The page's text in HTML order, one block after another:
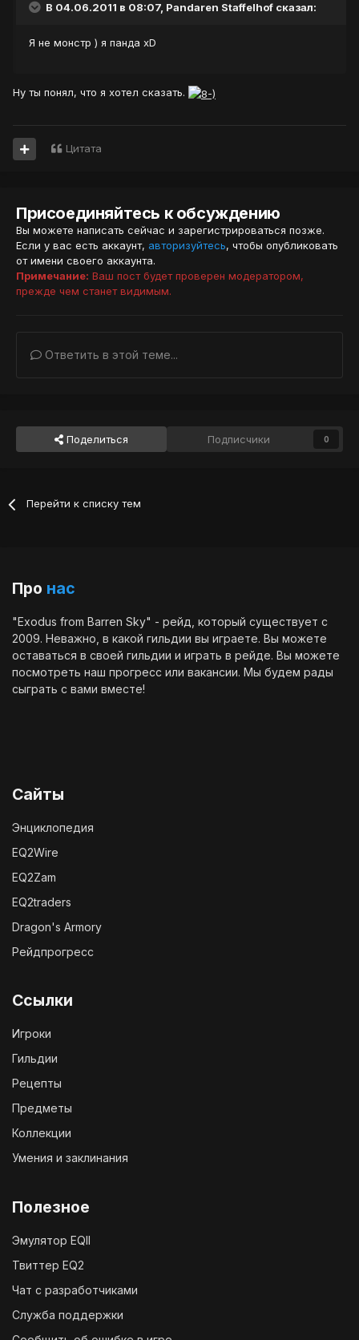
В 04.06.2011 в 08:07, Pandaren Staffelhof сказал:
Я не монстр ) я панда xD
Ну ты понял, что я хотел сказать.
Цитата
Присоединяйтесь к обсуждению
Вы можете написать сейчас и зарегистрироваться позже.
Если у вас есть аккаунт, авторизуйтесь, чтобы опубликовать
от имени своего аккаунта.
Примечание: Ваш пост будет проверен модератором,
прежде чем станет видимым.
Ответить в этой теме...
Поделиться Подписчики 0
Перейти к списку тем
Про нас
"Exodus from Barren Sky" - рейд, который существует с
2009. Неважно, в какой гильдии вы играете. Вы можете
оставаться в своей гильдии и играть в рейде. Вы можете
посмотреть наш прогресс или вакансии. Мы будем рады
сыграть с вами вместе!
Сайты
Энциклопедия
EQ2Wire
EQ2Zam
EQ2traders
Dragon's Armory
Рейдпрогресс
Ссылки
Игроки
Гильдии
Рецепты
Предметы
Коллекции
Умения и заклинания
Полезное
Эмулятор EQII
Твиттер EQ2
Чат с разработчиками
Служба поддержки